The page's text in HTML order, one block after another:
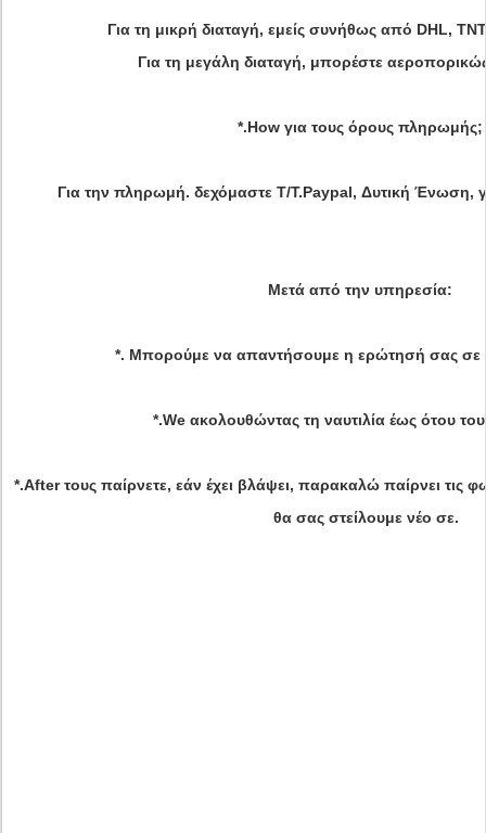
Για τη μικρή διαταγή, εμείς συνήθως από DHL,
Για τη μεγάλη διαταγή, μπορέστε
*.How για τους όρους πληρωμής;
Για την πληρωμή. δεχόμαστε T/T.Paypal, Δυτική Ένωση,
Μετά από την υπηρεσία:
*. Μπορούμε να απαντήσουμε η ερώτησή σας σε
*.We ακολουθώντας τη ναυτιλία έως ότου
*.After τους παίρνετε, εάν έχει βλάψει, παρακαλώ παίρνει τις
θα σας στείλουμε νέο σε.